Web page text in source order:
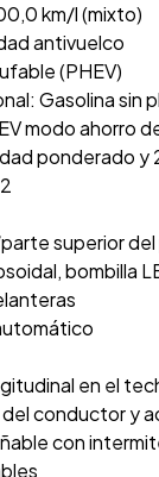
km/l (mixto)
antivuelco
(PHEV)
Gasolina sin
modo ahorro
ponderado y
superior
bombilla
en el
conductor y
con